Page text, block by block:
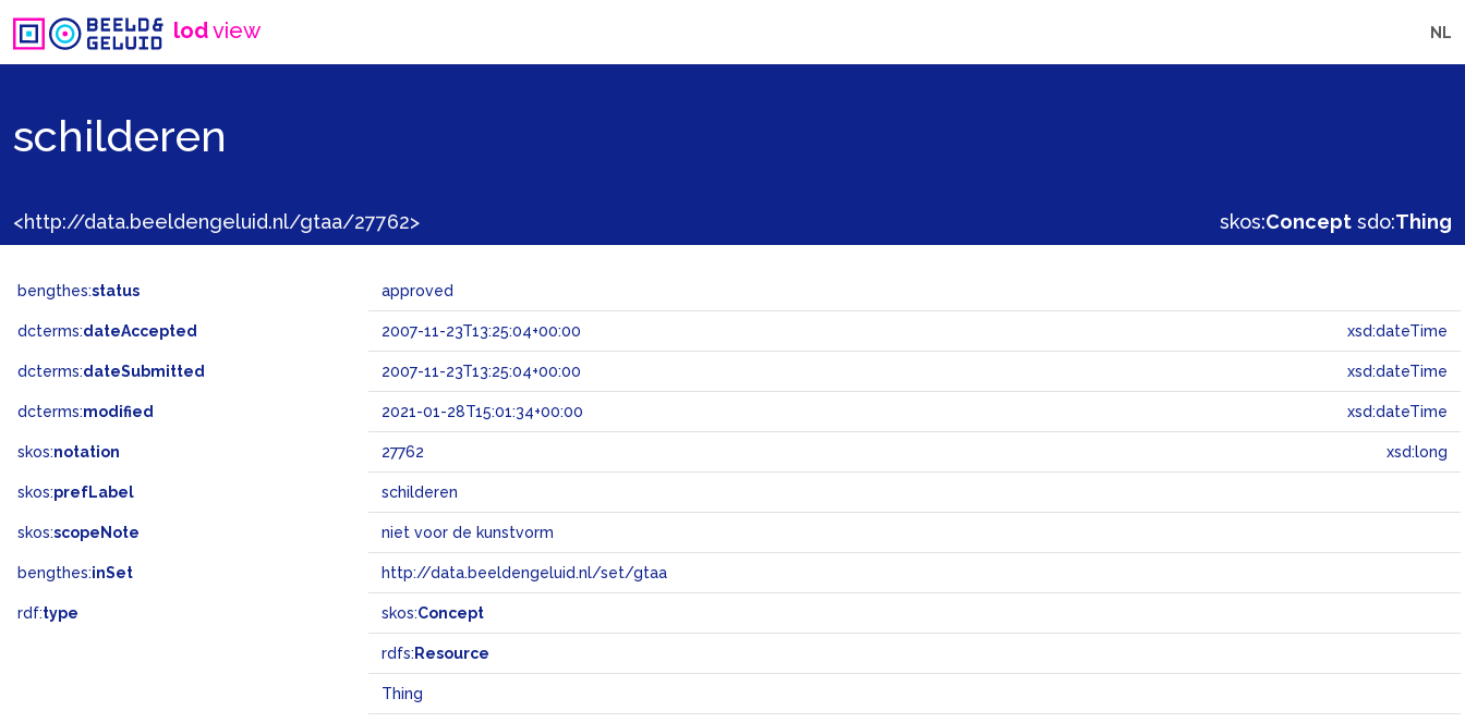
lodview NL
schilderen
<http://data.beeldengeluid.nl/gtaa/27762> skos:Concept sdo:Thing
bengthes:status approved
dcterms:dateAccepted 2007-11-23T13:25:04+00:00 xsd:dateTime
dcterms:dateSubmitted 2007-11-23T13:25:04+00:00 xsd:dateTime
dcterms:modified 2021-01-28T15:01:34+00:00 xsd:dateTime
skos:notation 27762 xsd:long
skos:prefLabel schilderen
skos:scopeNote niet voor de kunstvorm
bengthes:inSet http://data.beeldengeluid.nl/set/gtaa
rdf:type skos:Concept
rdfs: Resource
Thing